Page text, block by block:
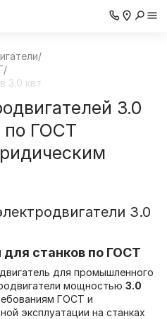
/
/
3.0 квт
3.0
по ГОСТ
3.0
станков по ГОСТ
для промышленного
мощностью 3.0
ГОСТ и
эксплуатации на станках